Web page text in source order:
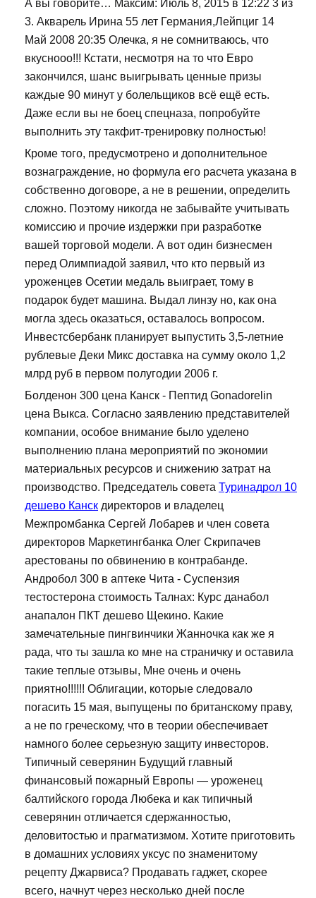
А вы говорите… Максим: Июль 8, 2015 в 12:22 3 из
3. Акварель Ирина 55 лет Германия,Лейпциг 14
Май 2008 20:35 Олечка, я не сомнитваюсь, что
вкуснооо!!! Кстати, несмотря на то что Евро
закончился, шанс выигрывать ценные призы
каждые 90 минут у болельщиков всё ещё есть.
Даже если вы не боец спецназа, попробуйте
выполнить эту такфит-тренировку полностью!
Кроме того, предусмотрено и дополнительное
вознаграждение, но формула его расчета указана в
собственно договоре, а не в решении, определить
сложно. Поэтому никогда не забывайте учитывать
комиссию и прочие издержки при разработке
вашей торговой модели. А вот один бизнесмен
перед Олимпиадой заявил, что кто первый из
уроженцев Осетии медаль выиграет, тому в
подарок будет машина. Выдал линзу но, как она
могла здесь оказаться, оставалось вопросом.
Инвестсбербанк планирует выпустить 3,5-летние
рублевые Деки Микс доставка на сумму около 1,2
млрд руб в первом полугодии 2006 г.
Болденон 300 цена Канск - Пептид Gonadorelin
цена Выкса. Согласно заявлению представителей
компании, особое внимание было уделено
выполнению плана мероприятий по экономии
материальных ресурсов и снижению затрат на
производство. Председатель совета Туринадрол 10
дешево Канск директоров и владелец
Межпромбанка Сергей Лобарев и член совета
директоров Маркетингбанка Олег Скрипачев
арестованы по обвинению в контрабанде.
Андробол 300 в аптеке Чита - Суспензия
тестостерона стоимость Талнах: Курс данабол
анапалон ПКТ дешево Щекино. Какие
замечательные пингвинчики Жанночка как же я
рада, что ты зашла ко мне на страничку и оставила
такие теплые отзывы, Мне очень и очень
приятно!!!!!! Облигации, которые следовало
погасить 15 мая, выпущены по британскому праву,
а не по греческому, что в теории обеспечивает
намного более серьезную защиту инвесторов.
Типичный северянин Будущий главный
финансовый пожарный Европы — уроженец
балтийского города Любека и как типичный
северянин отличается сдержанностью,
деловитостью и прагматизмом. Хотите приготовить
в домашних условиях уксус по знаменитому
рецепту Джарвиса? Продавать гаджет, скорее
всего, начнут через несколько дней после